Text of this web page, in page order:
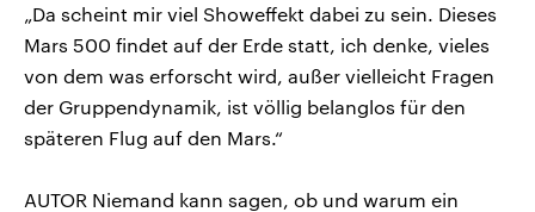
„Da scheint mir viel Showeffekt dabei zu sein. Dieses
Mars 500 findet auf der Erde statt, ich denke, vieles
von dem was erforscht wird, außer vielleicht Fragen
der Gruppendynamik, ist völlig belanglos für den
späteren Flug auf den Mars.“
AUTOR Niemand kann sagen, ob und warum ein